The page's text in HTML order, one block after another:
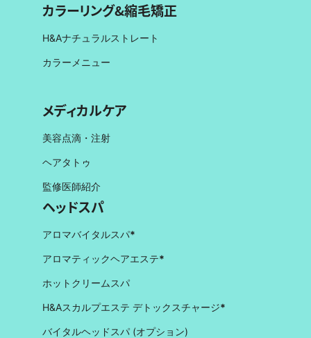
カラーリング&縮毛矯正
H&Aナチュラルストレート
カラーメニュー
メディカルケア
美容点滴・注射
ヘアタトゥ
監修医師紹介
ヘッドスパ
アロマバイタルスパ*
アロマティックヘアエステ*
ホットクリームスパ
H&Aスカルプエステ デトックスチャージ*
バイタルヘッドスパ (オプション)